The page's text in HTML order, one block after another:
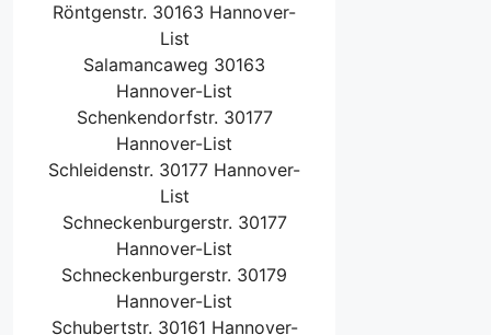
Röntgenstr. 30163 Hannover-
List
Salamancaweg 30163
Hannover-List
Schenkendorfstr. 30177
Hannover-List
Schleidenstr. 30177 Hannover-
List
Schneckenburgerstr. 30177
Hannover-List
Schneckenburgerstr. 30179
Hannover-List
Schubertstr. 30161 Hannover-